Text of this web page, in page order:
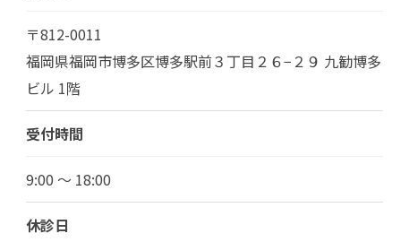
〒812-0011
福岡県福岡市博多区博多駅前３丁目２６−２９ 九勧博多
ビル 1階
受付時間
9:00 ～ 18:00
休診日